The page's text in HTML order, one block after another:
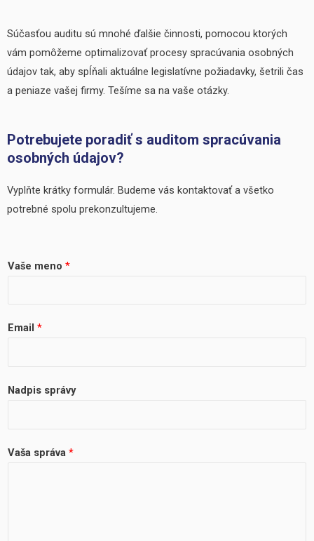
Súčasťou auditu sú mnohé ďalšie činnosti, pomocou ktorých
vám pomôžeme optimalizovať procesy spracúvania osobných
údajov tak, aby spĺňali aktuálne legislatívne požiadavky, šetrili čas
a peniaze vašej firmy. Tešíme sa na vaše otázky.
Potrebujete poradiť s auditom spracúvania
osobných údajov?
Vyplňte krátky formulár. Budeme vás kontaktovať a všetko
potrebné spolu prekonzultujeme.
Vaše meno *
Email *
Nadpis správy
Vaša správa *